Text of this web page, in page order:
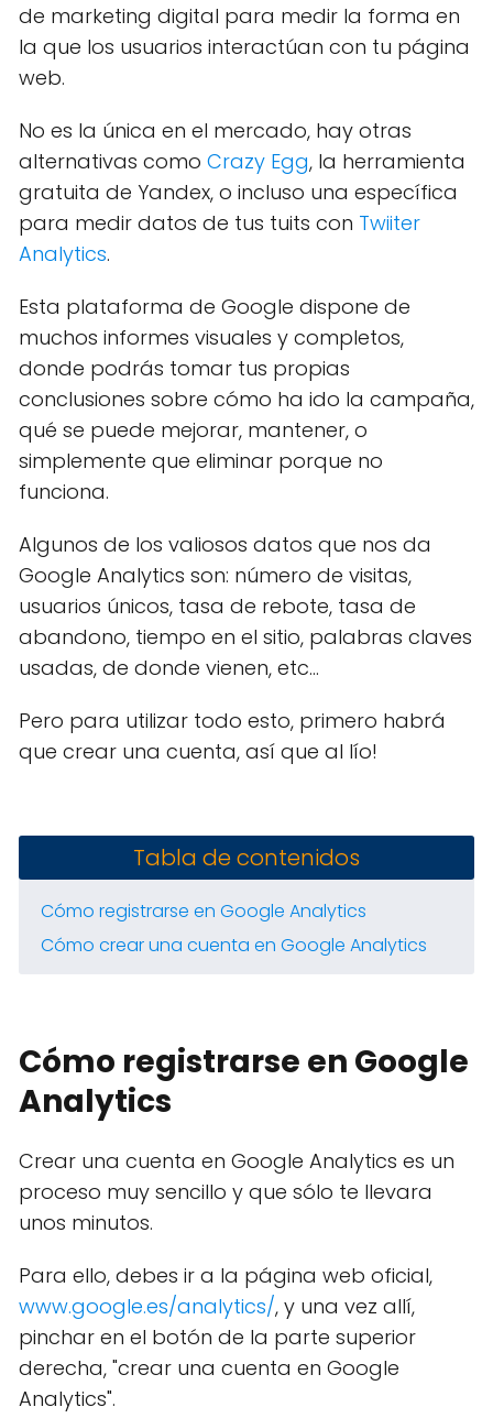
de marketing digital para medir la forma en
la que los usuarios interactúan con tu página
web.
No es la única en el mercado, hay otras
alternativas como Crazy Egg, la herramienta
gratuita de Yandex, o incluso una específica
para medir datos de tus tuits con Twiiter
Analytics.
Esta plataforma de Google dispone de
muchos informes visuales y completos,
donde podrás tomar tus propias
conclusiones sobre cómo ha ido la campaña,
qué se puede mejorar, mantener, o
simplemente que eliminar porque no
funciona.
Algunos de los valiosos datos que nos da
Google Analytics son: número de visitas,
usuarios únicos, tasa de rebote, tasa de
abandono, tiempo en el sitio, palabras claves
usadas, de donde vienen, etc...
Pero para utilizar todo esto, primero habrá
que crear una cuenta, así que al lío!
Tabla de contenidos
Cómo registrarse en Google Analytics
Cómo crear una cuenta en Google Analytics
Cómo registrarse en Google
Analytics
​Crear una cuenta en Google Analytics es un
proceso muy sencillo y que sólo te llevara
unos minutos.
Para ello, debes ir a la página web oficial,
www.google.es/analytics/, y una vez allí,
pinchar en el botón de la parte superior
derecha, "crear una cuenta en Google
Analytics".